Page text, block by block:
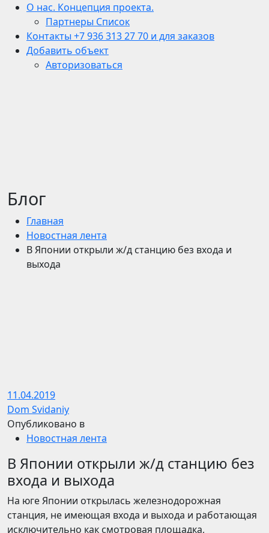
О нас. Концепция проекта.
Партнеры Список
Контакты +7 936 313 27 70 и для заказов
Добавить объект
Авторизоваться
Блог
Главная
Новостная лента
В Японии открыли ж/д станцию без входа и
выхода
11.04.2019
Dom Svidaniy
Опубликовано в
Новостная лента
В Японии открыли ж/д станцию без
входа и выхода
На юге Японии открылась железнодорожная
станция, не имеющая входа и выхода и работающая
исключительно как смотровая площадка,